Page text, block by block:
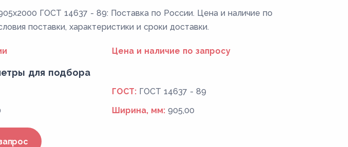
ГОСТ 14637 - 89: Поставка по России. Цена и наличие по
поставки, характеристики и сроки доставки.
Цена и наличие по запросу
для подбора
ГОСТ: ГОСТ 14637 - 89
Ширина, мм: 905,00